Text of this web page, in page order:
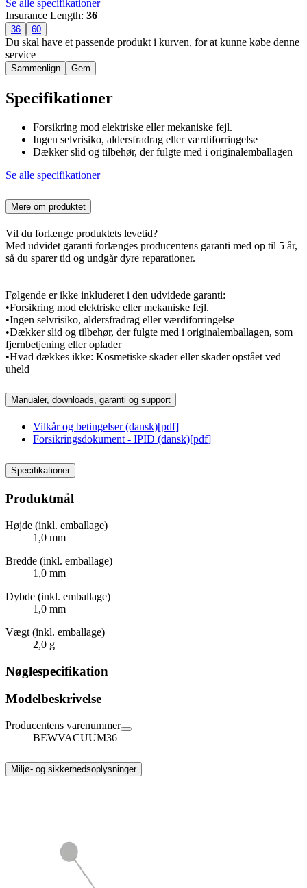
Se alle specifikationer
Insurance Length: 36
36 60
Du skal have et passende produkt i kurven, for at kunne købe denne
service
Sammenlign Gem
Specifikationer
Forsikring mod elektriske eller mekaniske fejl.
Ingen selvrisiko, aldersfradrag eller værdiforringelse
Dækker slid og tilbehør, der fulgte med i originalemballagen
Se alle specifikationer
Mere om produktet
Vil du forlænge produktets levetid?
Med udvidet garanti forlænges producentens garanti med op til 5 år,
så du sparer tid og undgår dyre reparationer.
Følgende er ikke inkluderet i den udvidede garanti:
•Forsikring mod elektriske eller mekaniske fejl.
•Ingen selvrisiko, aldersfradrag eller værdiforringelse
•Dækker slid og tilbehør, der fulgte med i originalemballagen, som
fjernbetjening eller oplader
•Hvad dækkes ikke: Kosmetiske skader eller skader opstået ved
uheld
Manualer, downloads, garanti og support
Vilkår og betingelser (dansk)[pdf]
Forsikringsdokument - IPID (dansk)[pdf]
Specifikationer
Produktmål
Højde (inkl. emballage)
1,0 mm
Bredde (inkl. emballage)
1,0 mm
Dybde (inkl. emballage)
1,0 mm
Vægt (inkl. emballage)
2,0 g
Nøglespecifikation
Modelbeskrivelse
Producentens varenummer
BEWVACUUM36
Miljø- og sikkerhedsoplysninger